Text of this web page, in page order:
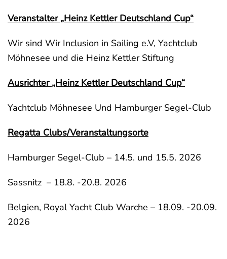
Veranstalter „Heinz Kettler Deutschland Cup“
Wir sind Wir Inclusion in Sailing e.V, Yachtclub
Möhnesee und die Heinz Kettler Stiftung
Ausrichter „Heinz Kettler Deutschland Cup“
Yachtclub Möhnesee Und Hamburger Segel-Club
Regatta Clubs/Veranstaltungsorte
Hamburger Segel-Club – 14.5. und 15.5. 2026
Sassnitz – 18.8. -20.8. 2026
Belgien, Royal Yacht Club Warche – 18.09. -20.09.
2026